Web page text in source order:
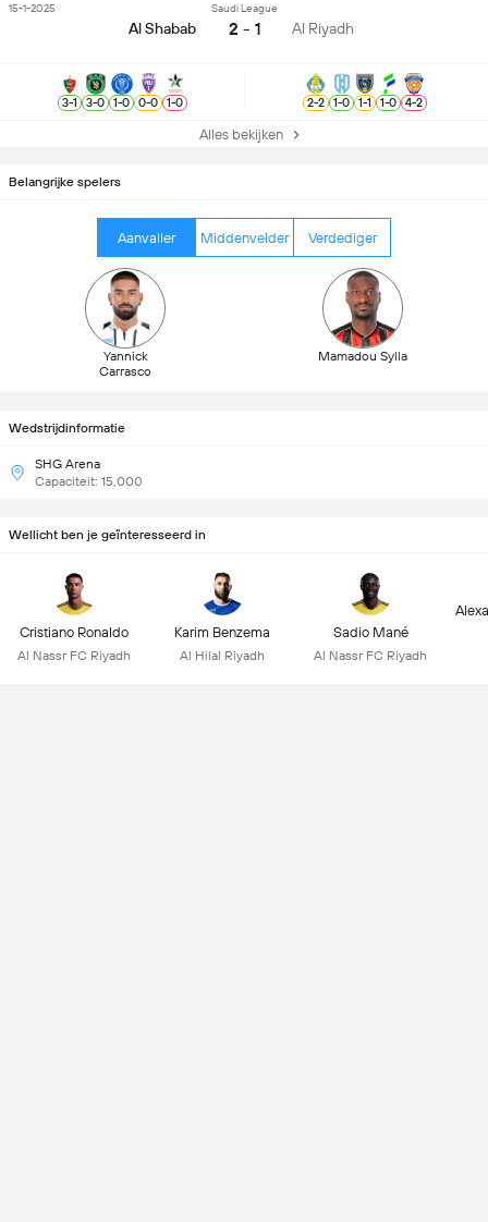
Belangrijke spelers
Aanvaller Middenvelder Verdediger
Yannick
Carrasco
Mamadou Sylla
Wedstrijdinformatie
SHG Arena
Capaciteit: 15,000
Al Shabab
Saudi League
2 - 1 Al Riyadh
15-1-2025
3-1 3-0 1-0 0-0 1-0 2-2 1-0 1-1 1-0 4-2
Alles bekijken
Wellicht ben je geïnteresseerd in
Cristiano Ronaldo
Al Nassr FC Riyadh
Karim Benzema
Al Hilal Riyadh
Sadio Mané
Al Nassr FC Riyadh